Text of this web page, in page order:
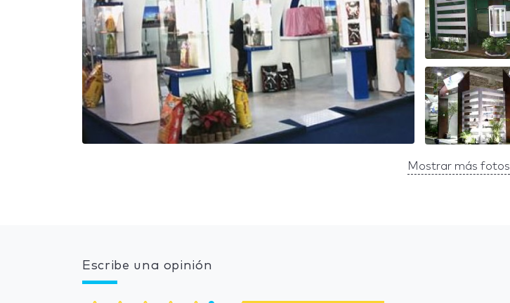
Mostrar más fotos
Escribe una opinión